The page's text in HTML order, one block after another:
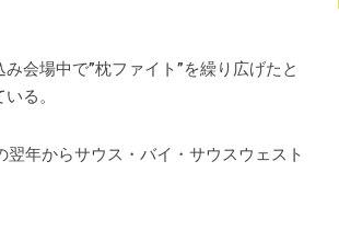
会場中で”枕ファイト”を繰り広げたと
る。
年からサウス・バイ・サウスウェスト